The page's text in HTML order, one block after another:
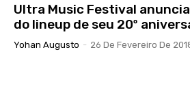
Ultra Music Festival
do lineup de seu 20º
Yohan Augusto - 26 De Fevereiro De